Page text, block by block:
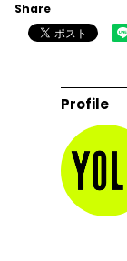
Share
Profile